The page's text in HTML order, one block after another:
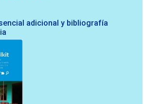
adicional y bibliografía